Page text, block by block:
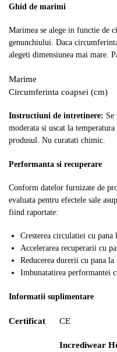
Ghid de marimi
Marimea se alege in functie de
genunchiului. Daca
alegeti dimensiunea mai mare.
Marime
Circumferinta coapsei (cm)
Instructiuni de intretinere: Se
moderata si uscat la
produsul. Nu curatati chimic.
Performanta si recuperare
Conform datelor furnizate de
evaluata pentru efectele sale
fiind raportate:
Cresterea circulatiei cu pana
Accelerarea recuperarii cu
Reducerea durerii cu pana la
Imbunatatirea performantei
Informatii suplimentare
Certificat CE
Incrediwear